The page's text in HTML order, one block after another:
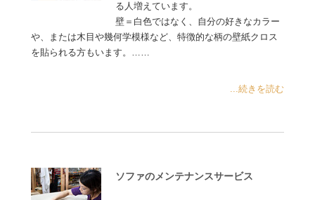
る人増えています。
壁＝白色ではなく、自分の好きなカラー
や、または木目や幾何学模様など、特徴的な柄の壁紙クロス
を貼られる方もいます。……
...続きを読む
ソファのメンテナンスサービス